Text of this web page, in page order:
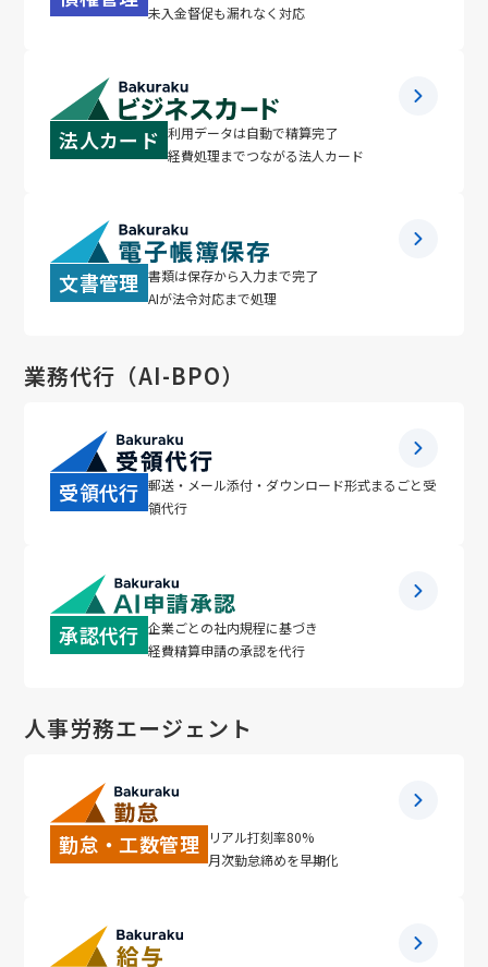
未入金督促も漏れなく対応
法人カード 利用データは自動で精算完了
経費処理までつながる法人カード
文書管理 書類は保存から入力まで完了
AIが法令対応まで処理
業務代行（AI-BPO）
受領代行 郵送・メール添付・ダウンロード形式まるごと受
領代行
承認代行 企業ごとの社内規程に基づき
経費精算申請の承認を代行
人事労務エージェント
勤怠・工数管理
リアル打刻率80%
月次勤怠締めを早期化